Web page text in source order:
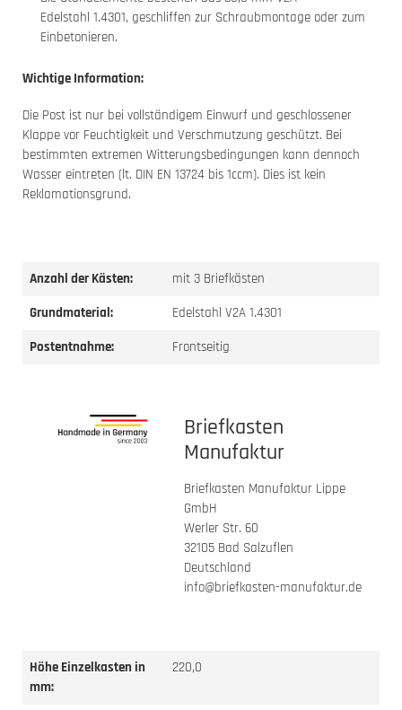
Edelstahl 1.4301, geschliffen zur Schraubmontage oder zum
Einbetonieren.
Wichtige Information:
Die Post ist nur bei vollständigem Einwurf und geschlossener
Klappe vor Feuchtigkeit und Verschmutzung geschützt. Bei
bestimmten extremen Witterungsbedingungen kann dennoch
Wasser eintreten (lt. DIN EN 13724 bis 1ccm). Dies ist kein
Reklamationsgrund.
Anzahl der Kästen:
mit 3 Briefkästen
Grundmaterial:
Edelstahl V2A 1.4301
Postentnahme:
Frontseitig
Briefkasten
Manufaktur
Briefkasten Manufaktur Lippe
GmbH
Werler Str. 60
32105 Bad Salzuflen
Deutschland
info@briefkasten-manufaktur.de
Höhe Einzelkasten in
mm:
220,0